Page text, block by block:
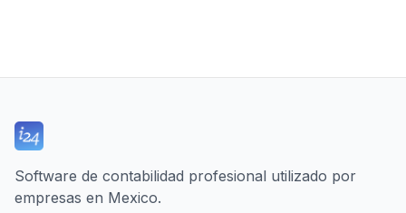
Software de contabilidad profesional utilizado por
empresas en Mexico.